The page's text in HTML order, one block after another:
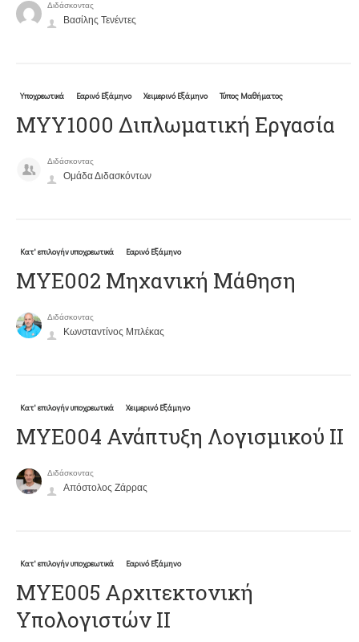
Διδάσκοντας
Βασίλης Τενέντες
Υποχρεωτικά Εαρινό Εξάμηνο Χειμερινό Εξάμηνο Τύπος Μαθήματος
ΜΥΥ1000 Διπλωματική Εργασία
Διδάσκοντας
Ομάδα Διδασκόντων
Κατ' επιλογήν υποχρεωτικά Εαρινό Εξάμηνο
ΜΥΕ002 Μηχανική Μάθηση
Διδάσκοντας
Κωνσταντίνος Μπλέκας
Κατ' επιλογήν υποχρεωτικά Χειμερινό Εξάμηνο
ΜΥΕ004 Ανάπτυξη Λογισμικού ΙΙ
Διδάσκοντας
Απόστολος Ζάρρας
Κατ' επιλογήν υποχρεωτικά Εαρινό Εξάμηνο
ΜΥΕ005 Αρχιτεκτονική
Υπολογιστών ΙΙ